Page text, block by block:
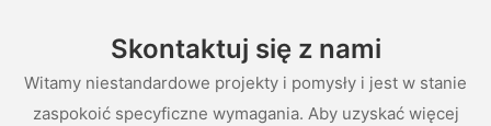
Skontaktuj się z nami
Witamy niestandardowe projekty i pomysły i jest w stanie
zaspokoić specyficzne wymagania. Aby uzyskać więcej